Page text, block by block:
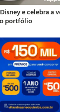
e celebra a
portfólio